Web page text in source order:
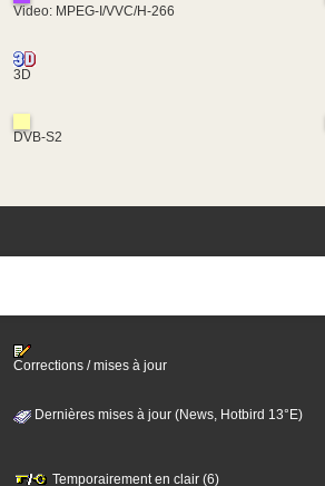
Video: MPEG-I/VVC/H-266
3D
DVB-S2
Corrections / mises à jour
Dernières mises à jour (News, Hotbird 13°E)
Temporairement en clair (6)